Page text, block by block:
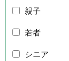
親子
若者
シニア